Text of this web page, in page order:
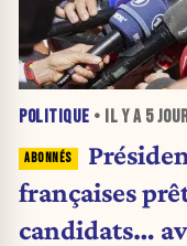
POLITIQUE • IL Y A 5
françaises
candidats…